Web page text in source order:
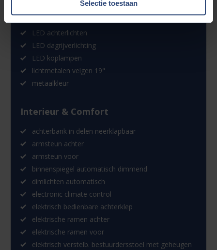
Selectie toestaan
buitenspiegels verwarmbaar
LED achterlichten
LED dagrijverlichting
LED koplampen
lichtmetalen velgen 19"
metaalkleur
Interieur & Comfort
achterbank in delen neerklapbaar
armsteun achter
armsteun voor
binnenspiegel automatisch dimmend
dimlichten automatisch
electronic climate control
elektrisch bedienbare achterklep
elektrische ramen achter
elektrische ramen voor
elektrisch verstelb. bestuurdersstoel met geheugen